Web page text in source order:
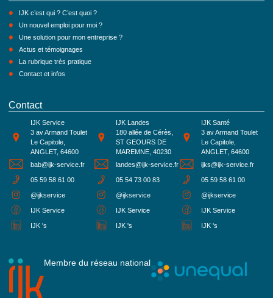
IJK c’est qui ? C’est quoi ?
Un nouvel emploi pour moi ?
Une solution pour mon entreprise ?
Actus et témoignages
La rubrique très pratique
Contact et infos
Contact
IJK Service
3 av Armand Toulet
Le Capitole,
ANGLET, 64600
bab@ijk-service.fr
05 59 58 61 00
@ijkservice
IJK Service
IJK 's
IJK Landes
180 allée de Cérès,
ST GEOURS DE
MAREMNE, 40230
landes@ijk-service.fr
05 54 73 00 83
@ijkservice
IJK Service
IJK 's
IJK Santé
3 av Armand Toulet
Le Capitole,
ANGLET, 64600
ijks@ijk-service.fr
05 59 58 61 00
@ijkservice
IJK Service
IJK 's
Membre du réseau national